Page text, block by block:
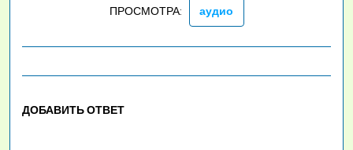
ПРОСМОТРА: аудио
ДОБАВИТЬ ОТВЕТ